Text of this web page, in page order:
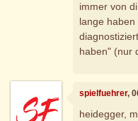
immer von
lange
haben" (nur
spielfuehrer,
heidegger,